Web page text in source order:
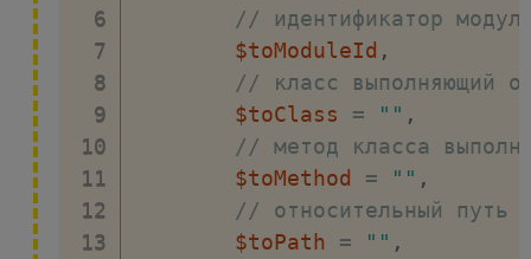
// идентификатор
$toModuleId ,
// класс выполняющий
$toClass
= "" ,
// метод класса
$toMethod
= "" ,
// относительный путь к
$toPath
= "" ,